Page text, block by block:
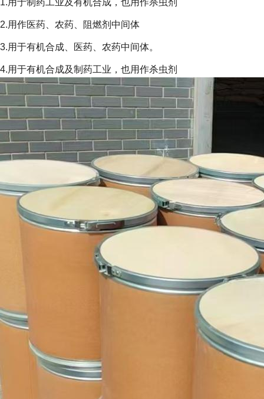
1.用于制药工业及有机合成，也用作杀虫剂
2.用作医药、农药、阻燃剂中间体
3.用于有机合成、医药、农药中间体。
4.用于有机合成及制药工业，也用作杀虫剂